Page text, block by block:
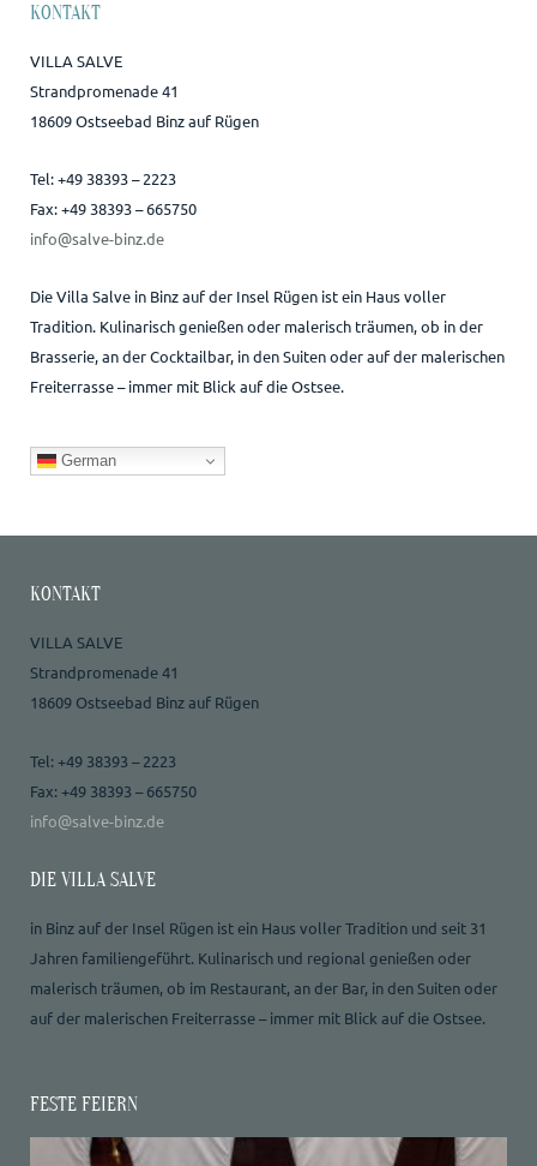
KONTAKT
VILLA SALVE
Strandpromenade 41
18609 Ostseebad Binz auf Rügen
Tel: +49 38393 – 2223
Fax: +49 38393 – 665750
info@salve-binz.de
Die Villa Salve in Binz auf der Insel Rügen ist ein Haus voller
Tradition. Kulinarisch genießen oder malerisch träumen, ob in der
Brasserie, an der Cocktailbar, in den Suiten oder auf der malerischen
Freiterrasse – immer mit Blick auf die Ostsee.
German
KONTAKT
VILLA SALVE
Strandpromenade 41
18609 Ostseebad Binz auf Rügen
Tel: +49 38393 – 2223
Fax: +49 38393 – 665750
info@salve-binz.de
DIE VILLA SALVE
in Binz auf der Insel Rügen ist ein Haus voller Tradition und seit 31
Jahren familiengeführt. Kulinarisch und regional genießen oder
malerisch träumen, ob im Restaurant, an der Bar, in den Suiten oder
auf der malerischen Freiterrasse – immer mit Blick auf die Ostsee.
FESTE FEIERN